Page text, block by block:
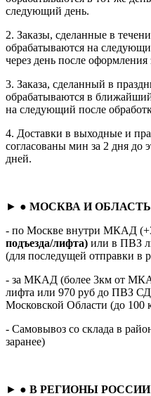
следующий день.
2. Заказы, сделанные в
обрабатываются на
через день после оформления
3. Заказа, сделанный в
обрабатываются в
на следующий после
4. Доставки в выходные и
согласованы мин за 2 дня
дней.
► ● МОСКВА И ОБЛАСТЬ
- по Москве внутри МКАД
подъезда/лифта) или в ПВЗ
(для последущей отправки в
- за МКАД (более 3км от
лифта или 970 руб до ПВЗ
Московской Области (до
- Самовывоз со склада в
заранее)
► ● В РЕГИОНЫ РОССИИ